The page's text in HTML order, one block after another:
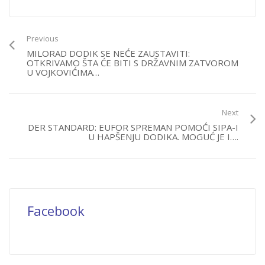
Previous
MILORAD DODIK SE NEĆE ZAUSTAVITI:
OTKRIVAMO ŠTA ĆE BITI S DRŽAVNIM ZATVOROM
U VOJKOVIĆIMA…
Next
DER STANDARD: EUFOR SPREMAN POMOĆI SIPA-I
U HAPŠENJU DODIKA. MOGUĆ JE I….
Facebook